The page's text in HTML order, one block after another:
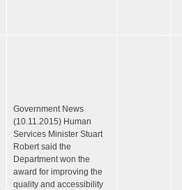
Government News
(10.11.2015) Human
Services Minister Stuart
Robert said the
Department won the
award for improving the
quality and accessibility